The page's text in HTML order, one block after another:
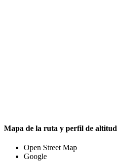
Mapa de la ruta y perfil de altitud
Open Street Map
Google